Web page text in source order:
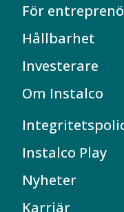
För
Hållbarhet
Investerare
Om Instalco
Instalco Play
Nyheter
Karriär